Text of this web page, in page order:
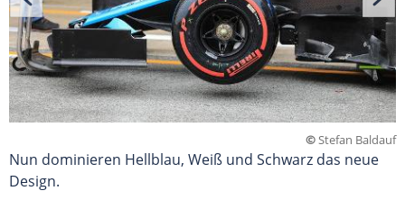
©Stefan Baldauf
Nun dominieren Hellblau, Weiß und Schwarz das neue
Design.